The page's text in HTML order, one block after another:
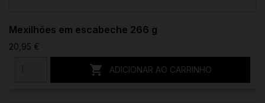
Mexilhões em escabeche 266 g
20,95 €
 ADICIONAR AO CARRINHO